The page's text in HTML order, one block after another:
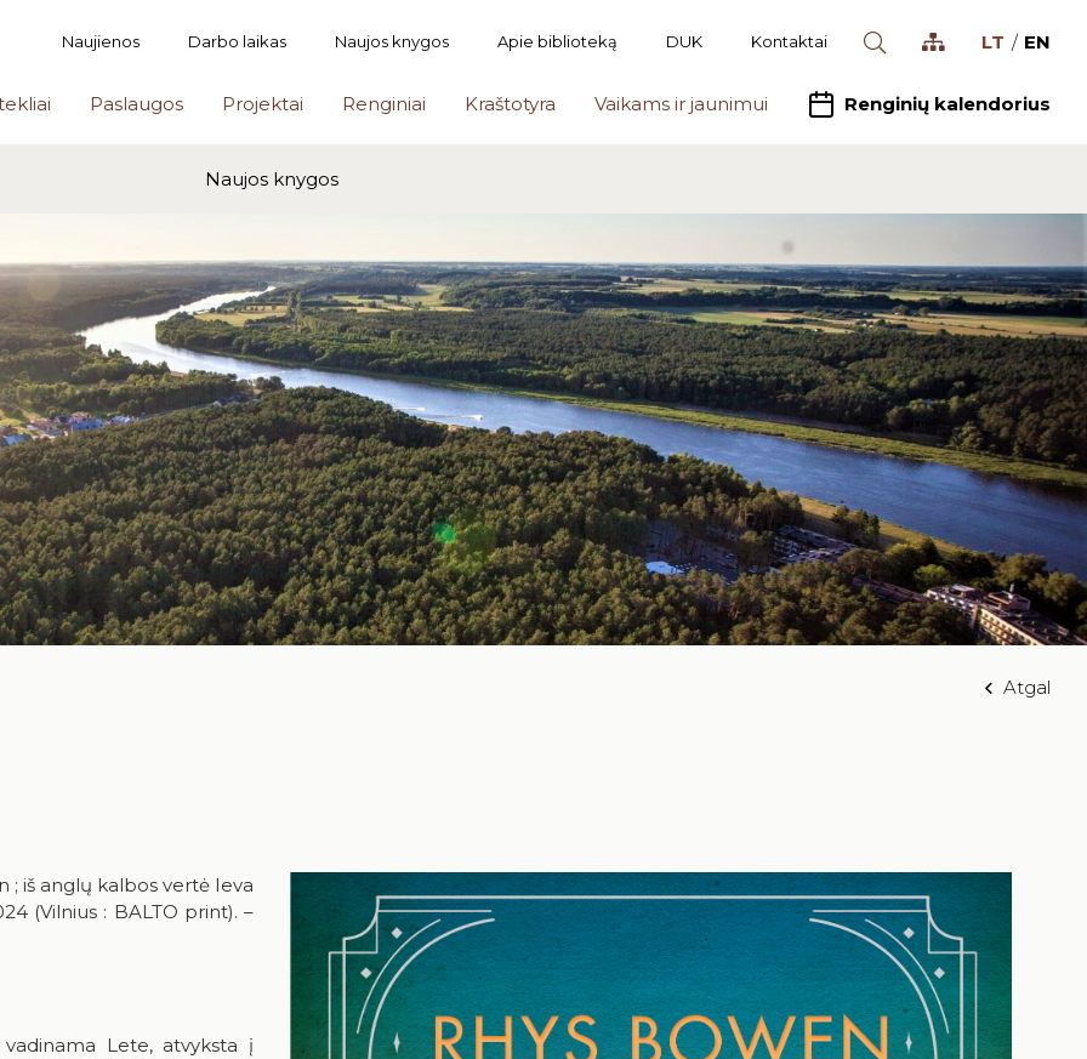
Naujienos Darbo laikas Naujos knygos Apie biblioteką DUK Kontaktai LT EN
Paslaugos Projektai Renginiai Kraštotyra Vaikams ir jaunimui Renginių kalendorius
Naujos knygos
Atgal
; iš anglų kalbos vertė Ieva
(Vilnius : BALTO print). –
Lete, atvyksta į